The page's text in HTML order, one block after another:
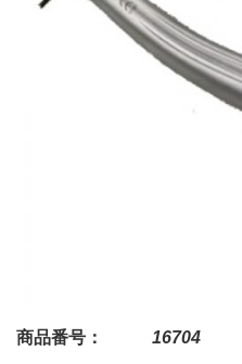
商品番号：
16704